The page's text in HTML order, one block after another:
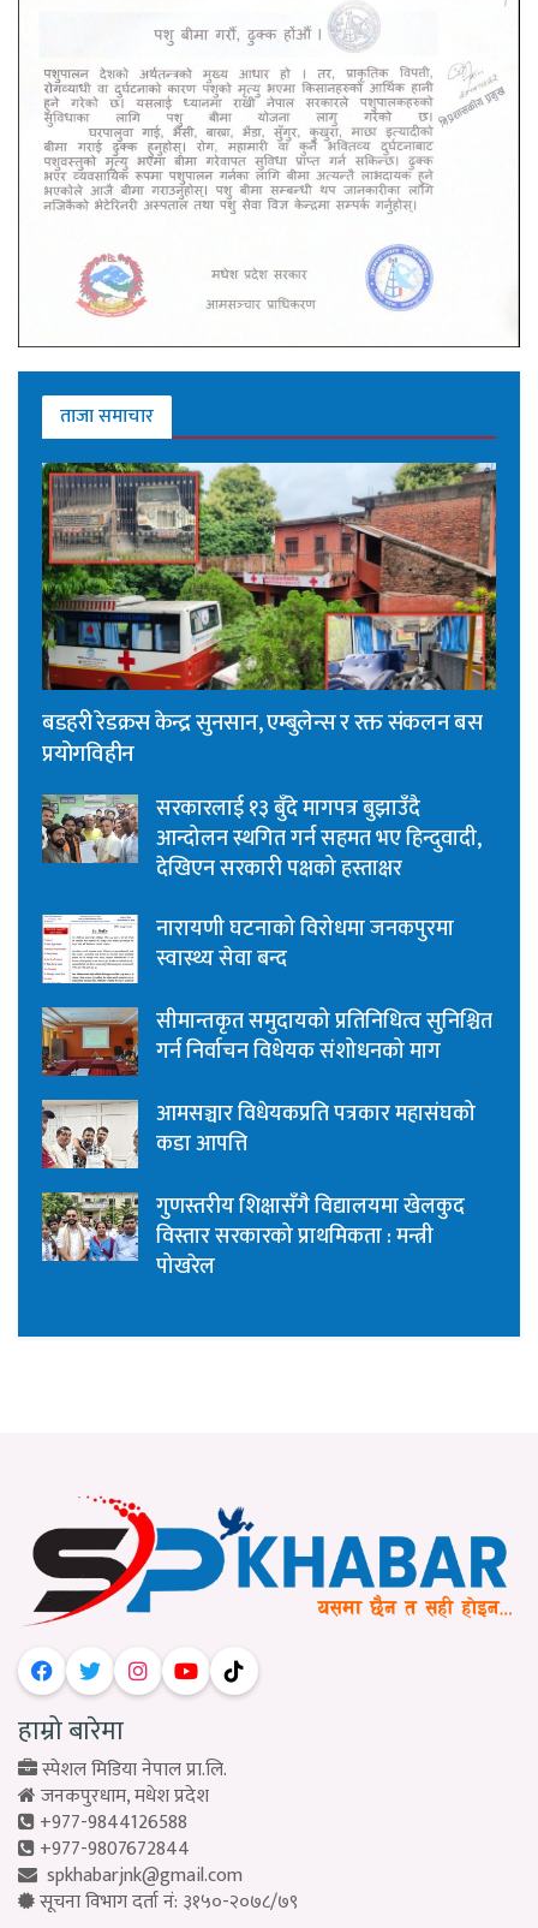
ताजा समाचार
बडहरी रेडक्रस केन्द्र सुनसान, एम्बुलेन्स र रक्त संकलन बस
प्रयोगविहीन
सरकारलाई १३ बुँदे मागपत्र बुझाउँदै
आन्दोलन स्थगित गर्न सहमत भए हिन्दुवादी,
देखिएन सरकारी पक्षको हस्ताक्षर
नारायणी घटनाको विरोधमा जनकपुरमा
स्वास्थ्य सेवा बन्द
सीमान्तकृत समुदायको प्रतिनिधित्व सुनिश्चित
गर्न निर्वाचन विधेयक संशोधनको माग
आमसञ्चार विधेयकप्रति पत्रकार महासंघको
कडा आपत्ति
गुणस्तरीय शिक्षासँगै विद्यालयमा खेलकुद
विस्तार सरकारको प्राथमिकता : मन्त्री
पोखरेल
हाम्रो बारेमा
स्पेशल मिडिया नेपाल प्रा.लि.
जनकपुरधाम, मधेश प्रदेश
+977-9844126588
+977-9807672844
spkhabarjnk@gmail.com
सूचना विभाग दर्ता नं: ३१५०-२०७८/७९